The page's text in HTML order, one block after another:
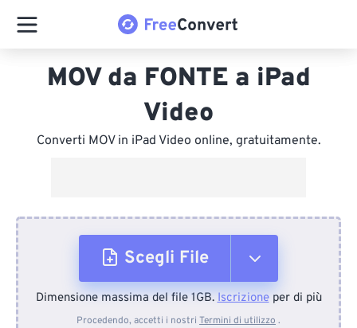
MOV da FONTE a iPad
Video
Converti MOV in iPad Video online, gratuitamente.
Scegli File
Dal dispositivo
Dimensione massima del file 1GB.Iscrizioneper di più
Procedendo, accetti i nostri Termini di utilizzo .